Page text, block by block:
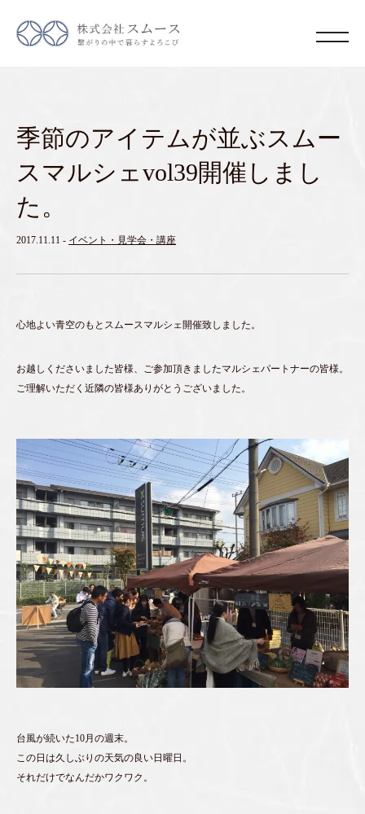
季節のアイテムが並ぶスムー
スマルシェvol39開催しまし
た。
2017.11.11 - イベント・見学会・講座
心地よい青空のもとスムースマルシェ開催致しました。
お越しくださいました皆様、ご参加頂きましたマルシェパートナーの皆様。
ご理解いただく近隣の皆様ありがとうございました。
台風が続いた10月の週末。
この日は久しぶりの天気の良い日曜日。
それだけでなんだかワクワク。